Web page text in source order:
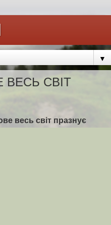
▼
ВЕСЬ СВІТ
весь світ празнує